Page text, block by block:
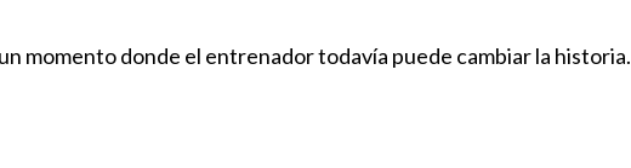
momento donde el entrenador todavía puede cambiar la historia.